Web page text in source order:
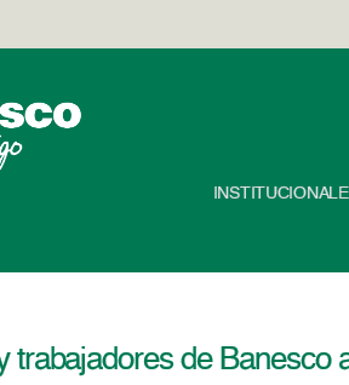
trabajadores de Banesco